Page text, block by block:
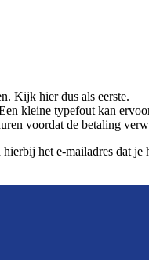
Kijk hier dus als eerste.
kleine typefout kan
voordat de betaling
hierbij het e-mailadres dat